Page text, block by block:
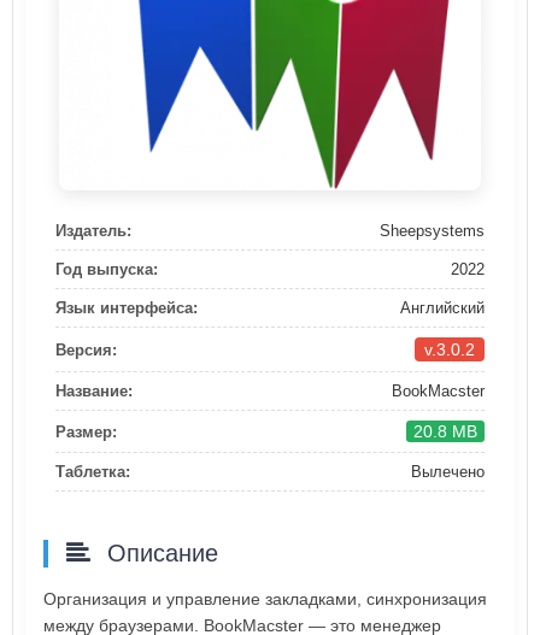
Издатель: Sheepsystems
Год выпуска: 2022
Язык интерфейса: Английский
Версия: v.3.0.2
Название: BookMacster
Размер: 20.8 MB
Таблетка: Вылечено
Описание
Организация и управление закладками, синхронизация
между браузерами. BookMacster — это менеджер